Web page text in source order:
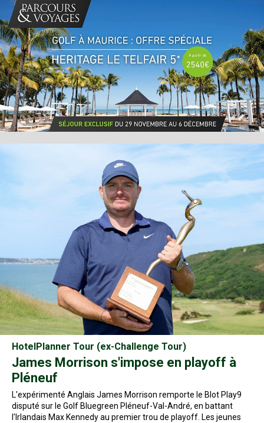
HotelPlanner Tour (ex-Challenge Tour)
James Morrison s'impose en playoff à
Pléneuf
L'expérimenté Anglais James Morrison remporte le Blot Play9
disputé sur le Golf Bluegreen Pléneuf-Val-André, en battant
l'Irlandais Max Kennedy au premier trou de playoff. Les jeunes